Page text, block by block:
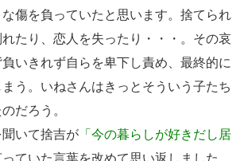
傷を負っていたと思います。捨てられ
たり、恋人を失ったり・・・。その哀
いきれず自らを卑下し責め、最終的に
う。いねさんはきっとそういう子たち
だろう。
いて捨吉が 「今の暮らしが好きだし居
っていた言葉を改めて思い返しました。